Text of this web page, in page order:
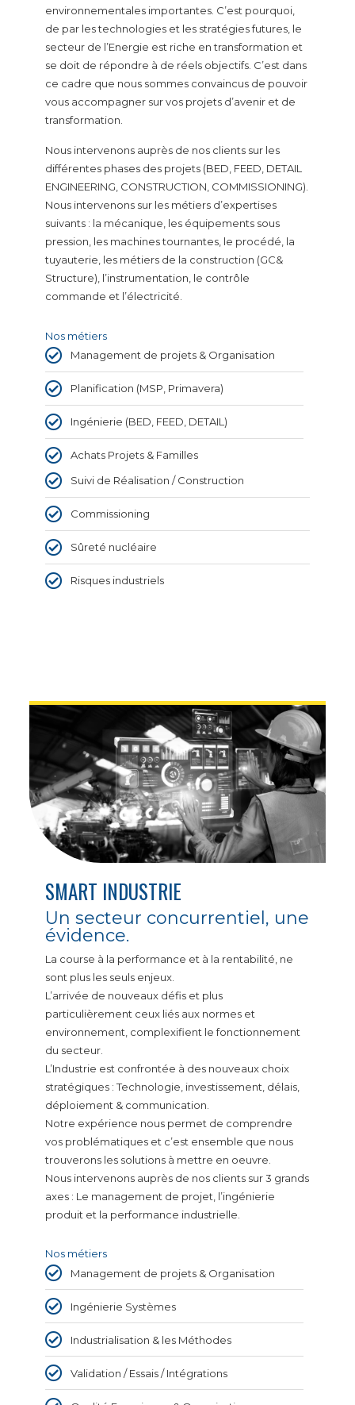
environnementales importantes. C’est pourquoi,
de par les technologies et les stratégies futures, le
secteur de l’Energie est riche en transformation et
se doit de répondre à de réels objectifs. C’est dans
ce cadre que nous sommes convaincus de pouvoir
vous accompagner sur vos projets d’avenir et de
transformation.
Nous intervenons auprès de nos clients sur les
différentes phases des projets (BED, FEED, DETAIL
ENGINEERING, CONSTRUCTION, COMMISSIONING).
Nous intervenons sur les métiers d’expertises
suivants : la mécanique, les équipements sous
pression, les machines tournantes, le procédé, la
tuyauterie, les métiers de la construction (GC&
Structure), l’instrumentation, le contrôle
commande et l’électricité.
Nos métiers
Management de projets & Organisation
Planification (MSP, Primavera)
Ingénierie (BED, FEED, DETAIL)
Achats Projets & Familles
Suivi de Réalisation / Construction
Commissioning
Sûreté nucléaire
Risques industriels
SMART INDUSTRIE
Un secteur concurrentiel, une
évidence.
La course à la performance et à la rentabilité, ne
sont plus les seuls enjeux.
L’arrivée de nouveaux défis et plus
particulièrement ceux liés aux normes et
environnement, complexifient le fonctionnement
du secteur.
L’Industrie est confrontée à des nouveaux choix
stratégiques : Technologie, investissement, délais,
déploiement & communication.
Notre expérience nous permet de comprendre
vos problématiques et c’est ensemble que nous
trouverons les solutions à mettre en oeuvre.
Nous intervenons auprès de nos clients sur 3 grands
axes : Le management de projet, l’ingénierie
produit et la performance industrielle.
Nos métiers
Management de projets & Organisation
Ingénierie Systèmes
Industrialisation & les Méthodes​
Validation / Essais / Intégrations